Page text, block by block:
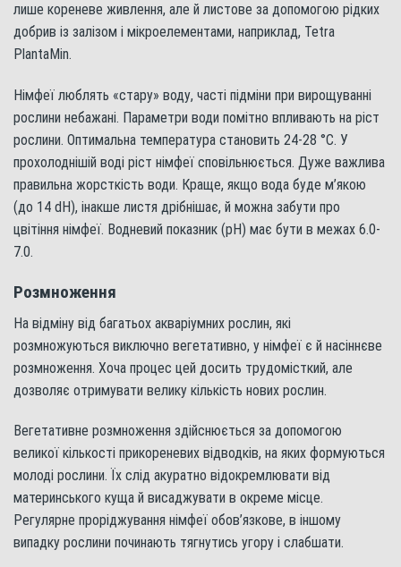
лише кореневе живлення, але й листове за допомогою рідких
добрив із залізом і мікроелементами, наприклад, Tetra
PlantaMin.
Німфеї люблять «стару» воду, часті підміни при вирощуванні
рослини небажані. Параметри води помітно впливають на ріст
рослини. Оптимальна температура становить 24-28 °С. У
прохолоднішій воді ріст німфеї сповільнюється. Дуже важлива
правильна жорсткість води. Краще, якщо вода буде м’якою
(до 14 dH), інакше листя дрібнішає, й можна забути про
цвітіння німфеї. Водневий показник (pH) має бути в межах 6.0-
7.0.
Розмноження
На відміну від багатьох акваріумних рослин, які
розмножуються виключно вегетативно, у німфеї є й насіннєве
розмноження. Хоча процес цей досить трудомісткий, але
дозволяє отримувати велику кількість нових рослин.
Вегетативне розмноження здійснюється за допомогою
великої кількості прикореневих відводків, на яких формуються
молоді рослини. Їх слід акуратно відокремлювати від
материнського куща й висаджувати в окреме місце.
Регулярне проріджування німфеї обов’язкове, в іншому
випадку рослини починають тягнутись угору і слабшати.